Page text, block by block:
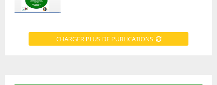
CHARGER PLUS DE PUBLICATIONS